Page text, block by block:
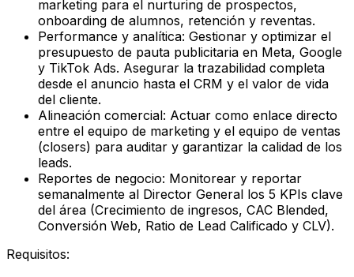
marketing para el nurturing de prospectos,
onboarding de alumnos, retención y reventas.
Performance y analítica: Gestionar y optimizar el
presupuesto de pauta publicitaria en Meta, Google
y TikTok Ads. Asegurar la trazabilidad completa
desde el anuncio hasta el CRM y el valor de vida
del cliente.
Alineación comercial: Actuar como enlace directo
entre el equipo de marketing y el equipo de ventas
(closers) para auditar y garantizar la calidad de los
leads.
Reportes de negocio: Monitorear y reportar
semanalmente al Director General los 5 KPIs clave
del área (Crecimiento de ingresos, CAC Blended,
Conversión Web, Ratio de Lead Calificado y CLV).
Requisitos: